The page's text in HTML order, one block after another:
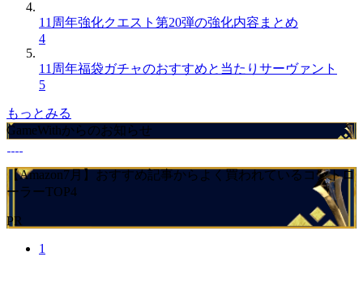
11周年強化クエスト第20弾の強化内容まとめ
4
11周年福袋ガチャのおすすめと当たりサーヴァント
5
もっとみる
GameWithからのお知らせ
【Amazon7月】おすすめ記事からよく買われているコントロ
ーラーTOP4
PR
1